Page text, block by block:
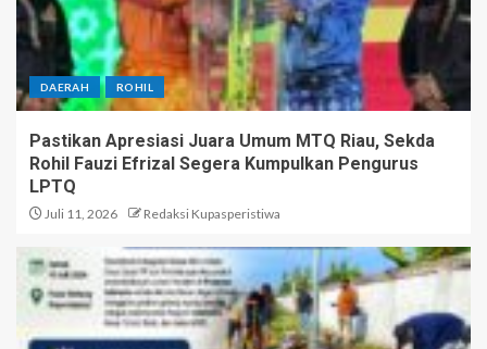
DAERAH ROHIL
Pastikan Apresiasi Juara Umum MTQ Riau, Sekda
Rohil Fauzi Efrizal Segera Kumpulkan Pengurus
LPTQ
Juli 11, 2026 Redaksi Kupasperistiwa